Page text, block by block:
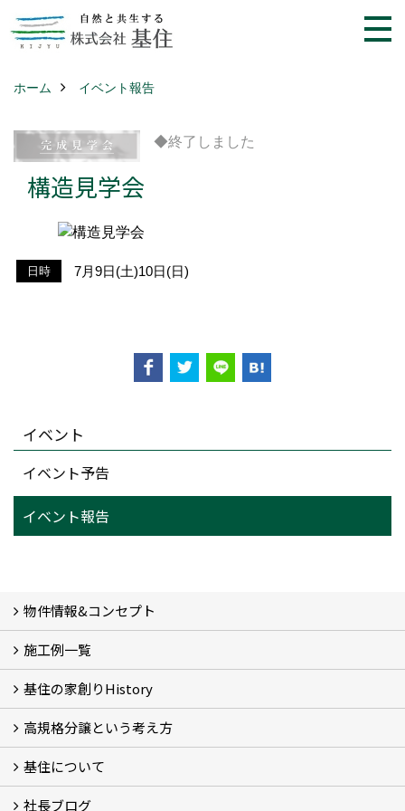
ホーム イベント報告
◆終了しました
構造見学会
日時 7月9日(土)10日(日)
イベント
イベント予告
イベント報告
物件情報&コンセプト
新着情報&基住の３つの家
イベント予告
イベント報告
施工例一覧
Photo Gallery
現場レポート
完工事例
お客様の声
基住の家創りHistory
基住の夢はもっと大きくもっと優しく
夢の実現へ
わが街をポートランドへ
アメノヨリミチ (3)
新築住宅事業
自然共生街創り事業
再生可能エネルギー事業
森の家コモンハウス【こもびお】
コンセプトハウス (2)
高規格分譲という考え方
高規格分譲ってなんだろう？
STUDIO KIJYU【スタジオ基住】
これからの家創り
知ってほしい１１のこと
基住について
基住について
会社概要
プライバシーポリシーについて
メンテナンスについて
トピックス
社長ブログ